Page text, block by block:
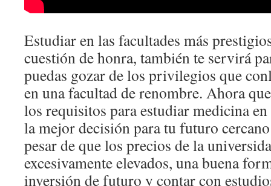
Estudiar en las facultades más
cuestión de honra, también te servirá
puedas gozar de los privilegios que
en una facultad de renombre. Ahora
los requisitos para estudiar medicina
la mejor decisión para tu futuro
pesar de que los precios de la
excesivamente elevados, una buena
inversión de futuro y contar con